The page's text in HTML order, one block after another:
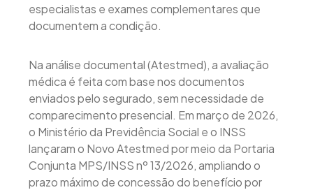
especialistas e exames complementares que
documentem a condição.
Na análise documental (Atestmed), a avaliação
médica é feita com base nos documentos
enviados pelo segurado, sem necessidade de
comparecimento presencial. Em março de 2026,
o Ministério da Previdência Social e o INSS
lançaram o Novo Atestmed por meio da Portaria
Conjunta MPS/INSS nº 13/2026, ampliando o
prazo máximo de concessão do benefício por